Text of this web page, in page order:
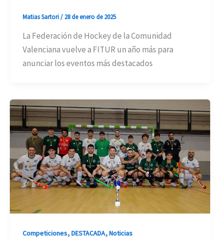
Matias Sartori/ 28 de enero de 2025
La Federación de Hockey de la Comunidad
Valenciana vuelve a FITUR un año más para
anunciar los eventos más destacados
Competiciones,DESTACADA,Noticias